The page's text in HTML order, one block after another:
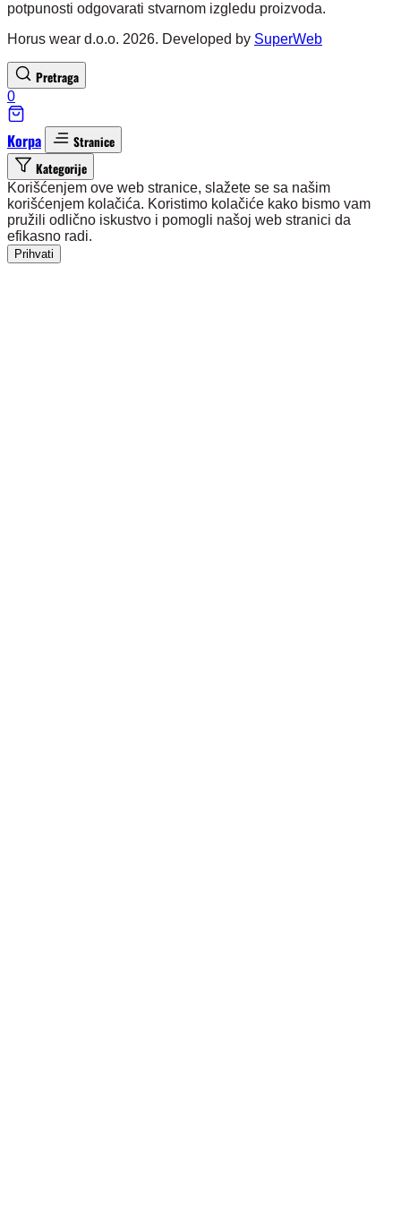
potpunosti odgovarati stvarnom izgledu proizvoda.
Horus wear d.o.o. 2026. Developed by SuperWeb
Pretraga
0
Korpa
Stranice
Kategorije
Korišćenjem ove web stranice, slažete se sa našim
korišćenjem kolačića. Koristimo kolačiće kako bismo vam
pružili odlično iskustvo i pomogli našoj web stranici da
efikasno radi.
Prihvati